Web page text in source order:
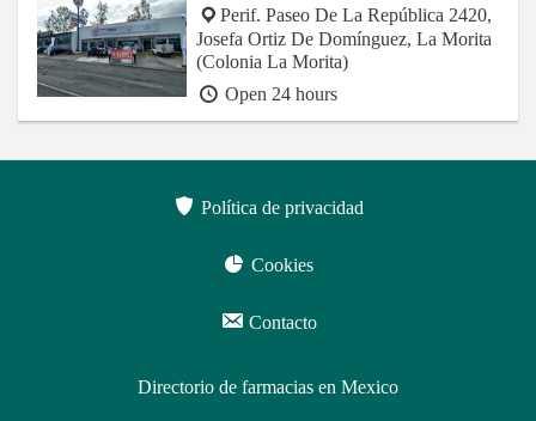
Perif. Paseo De La República 2420,
Josefa Ortiz De Domínguez, La Morita
(Colonia La Morita)
Open 24 hours
Política de privacidad
Cookies
Contacto
Directorio de farmacias en Mexico